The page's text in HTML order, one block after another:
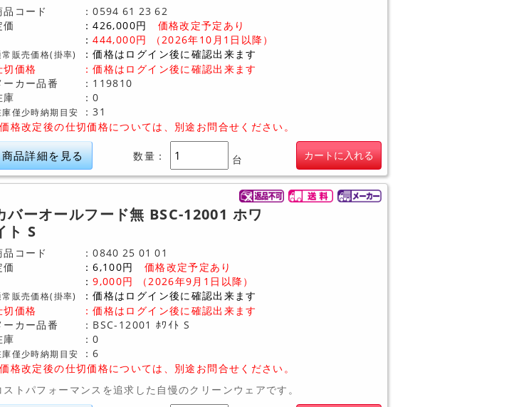
品コード 0594 61 23 62
価
426,000円
価格改定予定あり
444,000円 （2026年10月1日以降）
常販売価格(掛率)
価格はログイン後に確認出来ます
切価格
：価格はログイン後に確認出来ます
ーカー品番
119810
庫
0
庫僅少時納期目安
31
格改定後の仕切価格については、別途お問合せください。
商品詳細を見る 数量： 台 カートに入れる
バーオールフード無 BSC-12001 ホワ
ト S
品コード 0840 25 01 01
価
6,100円
価格改定予定あり
9,000円 （2026年9月1日以降）
常販売価格(掛率)
価格はログイン後に確認出来ます
切価格
：価格はログイン後に確認出来ます
ーカー品番
BSC-12001 ﾎﾜｲﾄ S
庫
0
庫僅少時納期目安
6
格改定後の仕切価格については、別途お問合せください。
ストパフォーマンスを追求した自慢のクリーンウェアです。